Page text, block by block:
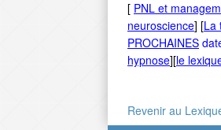
[ PNL et
neuroscience] [La
PROCHAINES
hypnose][le
Revenir au